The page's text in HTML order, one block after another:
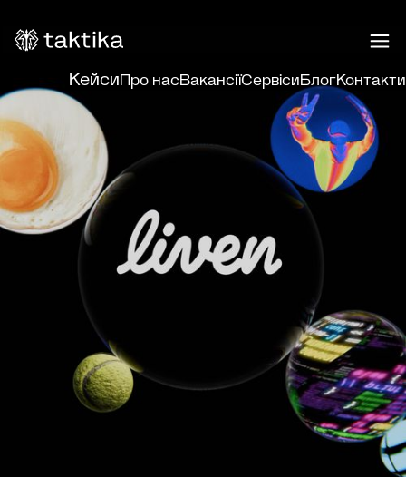
Кейси Про нас ВакансіїСервіси БлогКонтакти